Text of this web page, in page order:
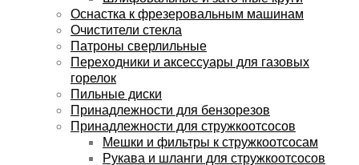
Оснастка к фрезеровальным машинам
Очистители стекла
Патроны сверлильные
Переходники и аксессуары для газовых
горелок
Пильные диски
Принадлежности для бензорезов
Принадлежности для стружкоотсосов
Мешки и фильтры к стружкоотсосам
Рукава и шланги для стружкоотсосов